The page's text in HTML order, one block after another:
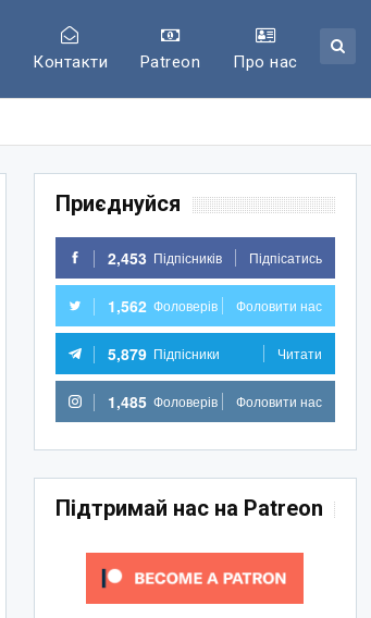
Контакти Patreon Про нас
Приєднуйся
2,453 Підпісників Підпісатись
1,562 Фоловерів Фоловити нас
5,879 Підпісники Читати
1,485 Фоловерів Фоловити нас
Підтримай нас на Patreon